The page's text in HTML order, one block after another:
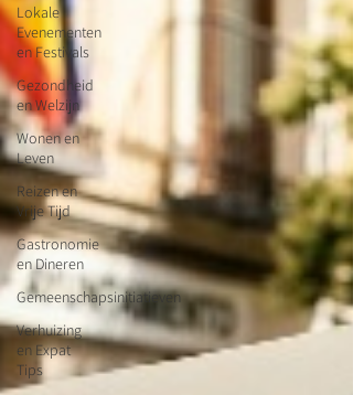
Lokale
Evenementen
en Festivals
Gezondheid
en Welzijn
Wonen en
Leven
Reizen en
Vrije Tijd
Gastronomie
en Dineren
Gemeenschapsinitiatieven
Verhuizing
en Expat
Tips